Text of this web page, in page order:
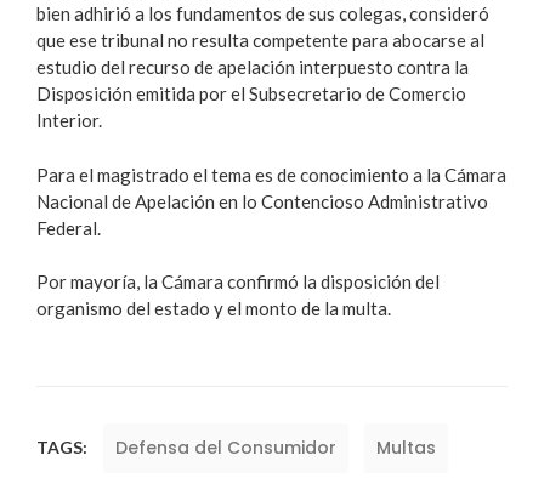
bien adhirió a los fundamentos de sus colegas, consideró
que ese tribunal no resulta competente para abocarse al
estudio del recurso de apelación interpuesto contra la
Disposición emitida por el Subsecretario de Comercio
Interior.
Para el magistrado el tema es de conocimiento a la Cámara
Nacional de Apelación en lo Contencioso Administrativo
Federal.
Por mayoría, la Cámara confirmó la disposición del
organismo del estado y el monto de la multa.
TAGS: Defensa del Consumidor Multas